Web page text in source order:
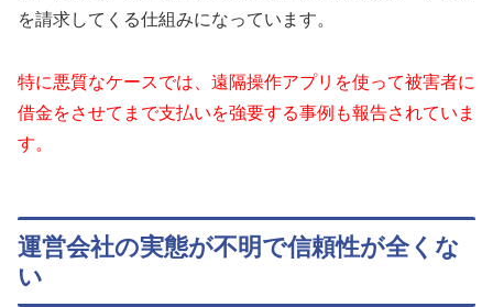
を請求してくる仕組みになっています。
特に悪質なケースでは、遠隔操作アプリを使って被害者に
借金をさせてまで支払いを強要する事例も報告されていま
す。
運営会社の実態が不明で信頼性が全くな
い